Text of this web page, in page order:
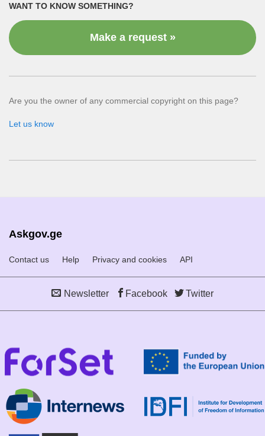
WANT TO KNOW SOMETHING?
Make a request »
Are you the owner of any commercial copyright on this page?
Let us know
Askgov.ge
Contact us Help Privacy and cookies API
Newsletter Facebook Twitter